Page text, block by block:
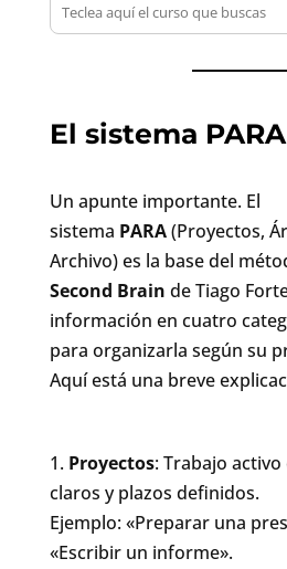
El sistema PARA
Un apunte importante. El
sistema PARA(Proyectos,
Archivo) es la base del
Second Brain de Tiago
información en cuatro
para organizarla según su
Aquí está una breve
Proyectos: Trabajo
claros y plazos definidos.
Ejemplo: «Preparar una
«Escribir un informe».